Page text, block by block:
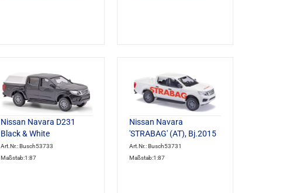
Nissan Navara D231
Black & White
Art.Nr.: Busch53733
Maßstab:1:87
Nissan Navara
'STRABAG' (AT), Bj.2015
Art.Nr.: Busch53731
Maßstab:1:87